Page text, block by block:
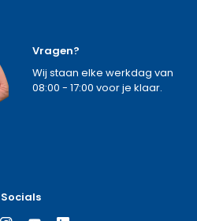
Vragen?
Wij staan elke werkdag van
08:00 - 17:00 voor je klaar.
Socials